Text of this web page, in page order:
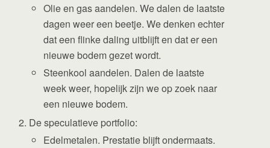
Olie en gas aandelen. We dalen de laatste
dagen weer een beetje. We denken echter
dat een flinke daling uitblijft en dat er een
nieuwe bodem gezet wordt.
Steenkool aandelen. Dalen de laatste
week weer, hopelijk zijn we op zoek naar
een nieuwe bodem.
De speculatieve portfolio:
Edelmetalen. Prestatie blijft ondermaats.